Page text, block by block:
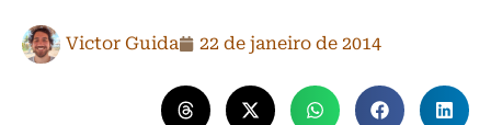
Victor Guida 22 de janeiro de 2014